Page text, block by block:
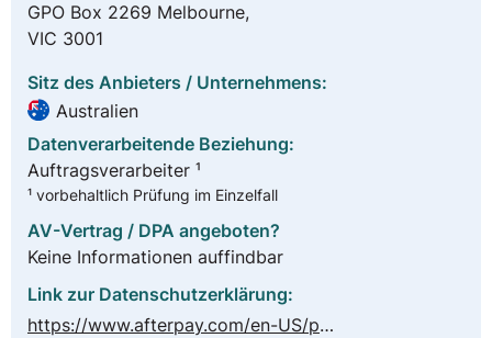
GPO Box 2269 Melbourne,
VIC 3001
Sitz des Anbieters / Unternehmens:
Australien
Datenverarbeitende Beziehung:
Auftragsverarbeiter ¹
¹ vorbehaltlich Prüfung im Einzelfall
AV-Vertrag / DPA angeboten?
Keine Informationen auffindbar
Link zur Datenschutzerklärung:
https://www.afterpay.com/en-US/privacy-policy